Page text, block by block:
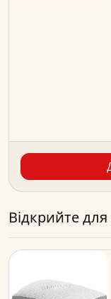
Відкрийте